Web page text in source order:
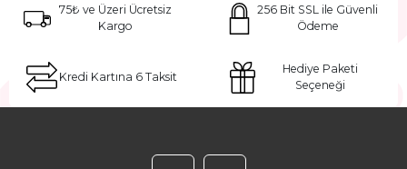
75₺ ve Üzeri Ücretsiz
Kargo
256 Bit SSL ile Güvenli
Ödeme
Kredi Kartına 6 Taksit
Hediye Paketi
Seçeneği